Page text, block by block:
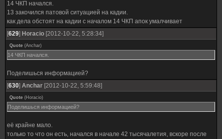
14 ЧКП начался.
13 закочился патовой ситуацией на кадии.
как дела обстоят на кадии с началом 14 ЧКП апок умалчивает
[629] Horacio [2012-10-22, 5:28:34]
Quote (Anchar)
14 ЧКП начался.
Поделишься информацией?
[630] Anchar [2012-10-22, 5:59:48]
Quote (Horacio)
Поделишься информацией?
её крайне мало.
только то что он есть, начался в начале 42 тысячалетия, вскоре после